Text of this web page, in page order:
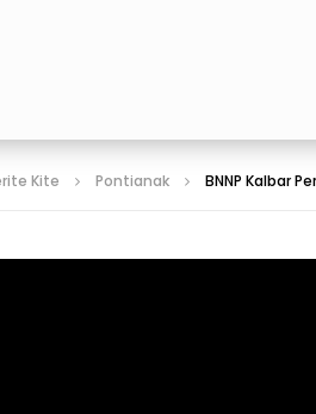
Kite Pontianak BNNP Kalbar